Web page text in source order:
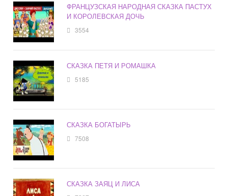
ФРАНЦУЗСКАЯ НАРОДНАЯ СКАЗКА ПАСТУХ
И КОРОЛЕВСКАЯ ДОЧЬ
3554
СКАЗКА ПЕТЯ И РОМАШКА
5185
СКАЗКА БОГАТЫРЬ
7508
СКАЗКА ЗАЯЦ И ЛИСА